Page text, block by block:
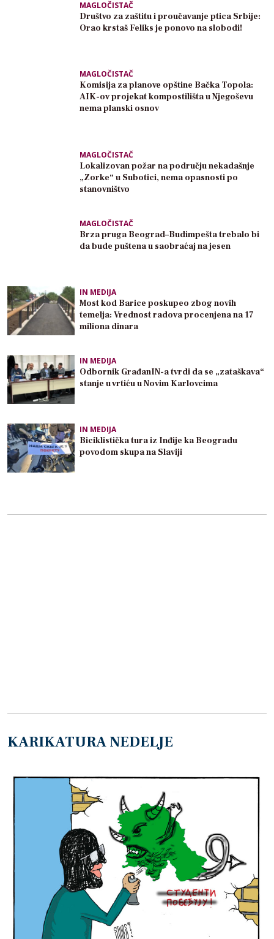
MAGLOČISTAČ
Društvo za zaštitu i proučavanje ptica Srbije:
Orao krstaš Feliks je ponovo na slobodi!
MAGLOČISTAČ
Komisija za planove opštine Bačka Topola:
AIK-ov projekat kompostilišta u Njegoševu
nema planski osnov
MAGLOČISTAČ
Lokalizovan požar na području nekadašnje
„Zorke“ u Subotici, nema opasnosti po
stanovništvo
MAGLOČISTAČ
Brza pruga Beograd–Budimpešta trebalo bi
da bude puštena u saobraćaj na jesen
IN MEDIJA
Most kod Barice poskupeo zbog novih
temelja: Vrednost radova procenjena na 17
miliona dinara
IN MEDIJA
Odbornik GrađanIN-a tvrdi da se „zataškava“
stanje u vrtiću u Novim Karlovcima
IN MEDIJA
Biciklistička tura iz Inđije ka Beogradu
povodom skupa na Slaviji
KARIKATURA NEDELJE